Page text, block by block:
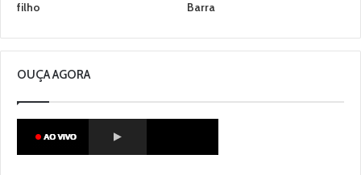
filho Barra
OUÇA AGORA